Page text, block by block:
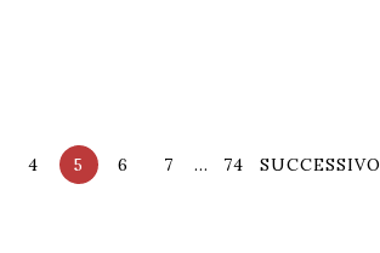
4 5 6 7 … 74 SUCCESSIVO